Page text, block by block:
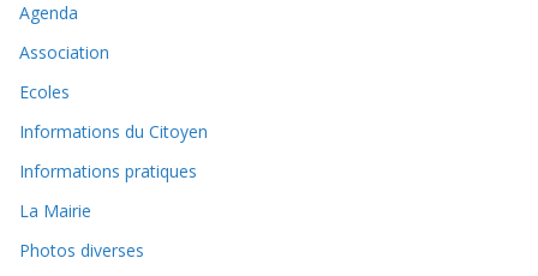
Agenda
Association
Ecoles
Informations du Citoyen
Informations pratiques
La Mairie
Photos diverses